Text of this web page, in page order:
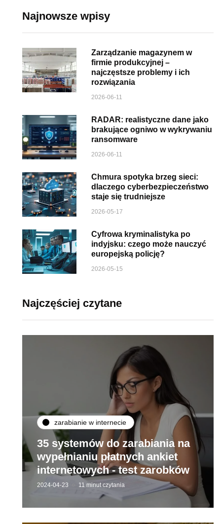
Najnowsze wpisy
Zarządzanie magazynem w
firmie produkcyjnej –
najczęstsze problemy i ich
rozwiązania
2026-06-11
RADAR: realistyczne dane jako
brakujące ogniwo w wykrywaniu
ransomware
2026-06-11
Chmura spotyka brzeg sieci:
dlaczego cyberbezpieczeństwo
staje się trudniejsze
2026-05-17
Cyfrowa kryminalistyka po
indyjsku: czego może nauczyć
europejską policję?
2026-05-15
Najczęściej czytane
zarabianie w internecie
35 systemów do zarabiania na
wypełnianiu płatnych ankiet
internetowych - test zarobków
2024-04-23 11 minut czytania